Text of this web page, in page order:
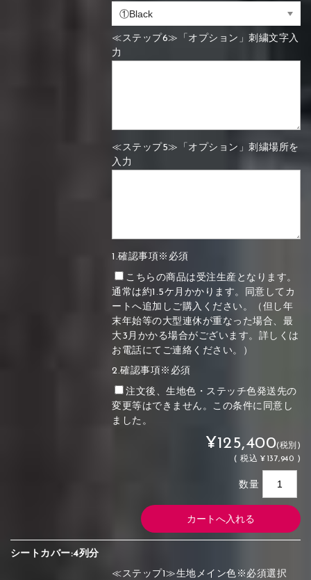
≪ステップ6≫「オプション」刺繍文字入
力
≪ステップ5≫「オプション」刺繍場所を
入力
1.確認事項※必須
こちらの商品は受注生産となります。
通常は約1.5ケ月かかります。同意してカ
ートへ追加しご購入ください。（但し年
末年始等の大型連休が重なった場合、最
大3月かかる場合がございます。詳しくは
お電話にてご連絡ください。）
2.確認事項※必須
注文後、生地色・ステッチ色発送先の
変更等はできません。この条件に同意し
ました。
¥125,400(税別)
(税込 ¥137,940 )
数量
シートカバー:4列分
≪ステップ1≫生地メイン色※必須選択